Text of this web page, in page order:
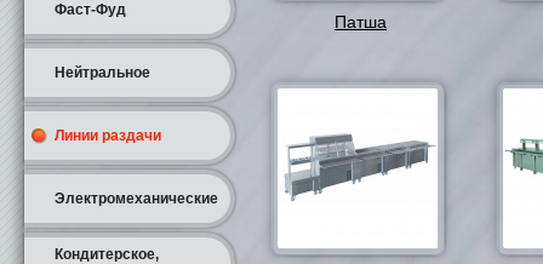
Фаст-Фуд
Нейтральное
Линии раздачи
Электромеханические
Кондитерское,
Патша